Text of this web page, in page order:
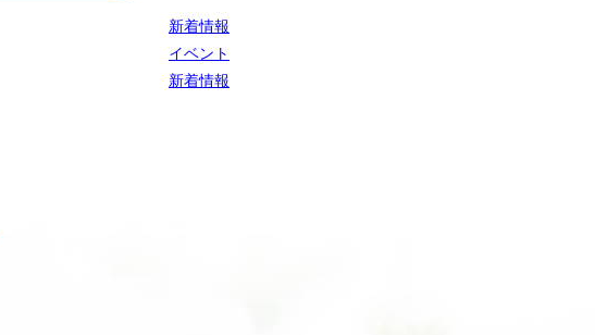
新着情報
イベント
新着情報